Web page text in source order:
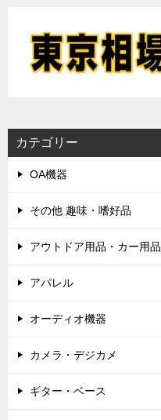
カテゴリー
OA機器
その他 趣味・嗜好品
アウトドア用品・カー用品
アパレル
オーディオ機器
カメラ・デジカメ
ギター・ベース